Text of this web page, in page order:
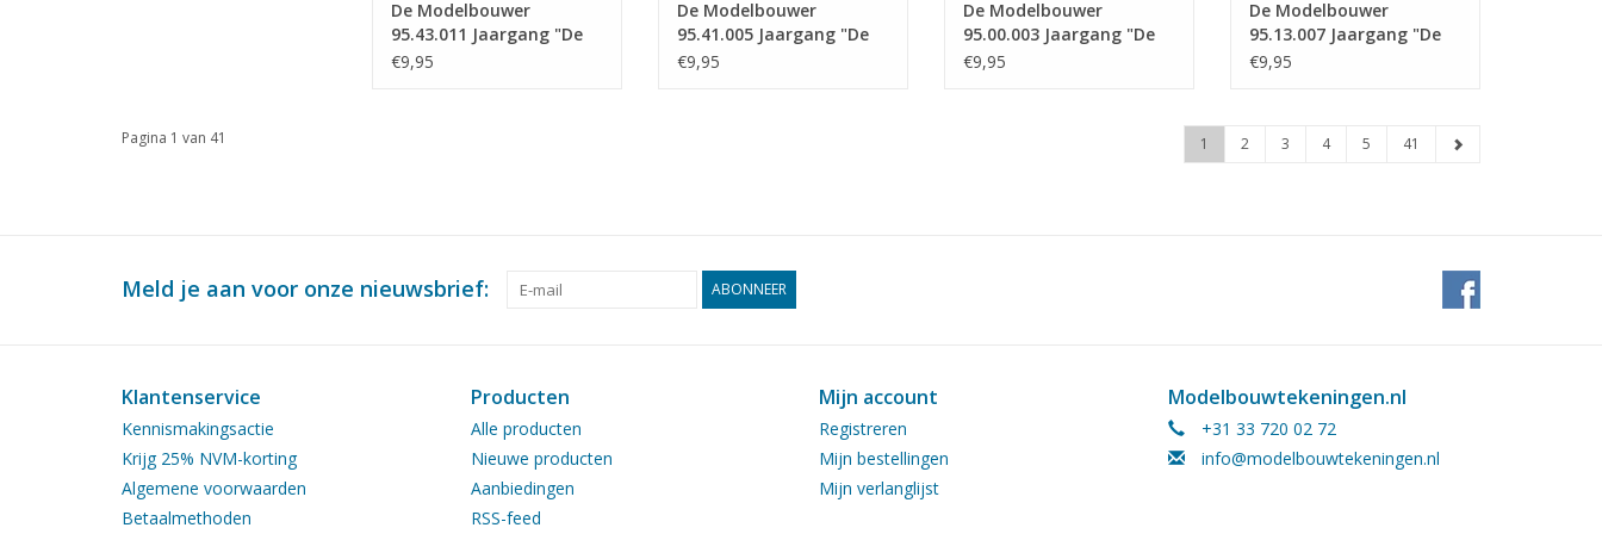
De Modelbouwer
95.43.011 Jaargang "De
Modelbouwer" Editie :
€9,95
De Modelbouwer
95.41.005 Jaargang "De
Modelbouwer" Editie :
€9,95
De Modelbouwer
95.00.003 Jaargang "De
Modelbouwer" Editie :
€9,95
De Modelbouwer
95.13.007 Jaargang "De
Modelbouwer" Editie :
€9,95
Pagina 1 van 41 1 2 3 4 5 41
Meld je aan voor onze nieuwsbrief: ABONNEER
Klantenservice
Kennismakingsactie
Krijg 25% NVM-korting
Algemene voorwaarden
Betaalmethoden
Producten
Alle producten
Nieuwe producten
Aanbiedingen
RSS-feed
Mijn account
Registreren
Mijn bestellingen
Mijn verlanglijst
Modelbouwtekeningen.nl
+31 33 720 02 72
info@modelbouwtekeningen.nl